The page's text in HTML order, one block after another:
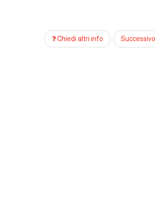
Successivo
Chiedi altri info